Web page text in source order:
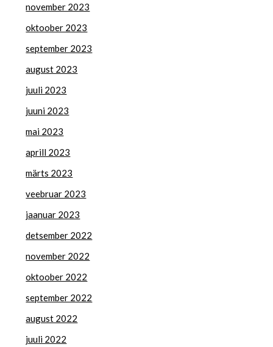
november 2023
oktoober 2023
september 2023
august 2023
juuli 2023
juuni 2023
mai 2023
aprill 2023
märts 2023
veebruar 2023
jaanuar 2023
detsember 2022
november 2022
oktoober 2022
september 2022
august 2022
juuli 2022